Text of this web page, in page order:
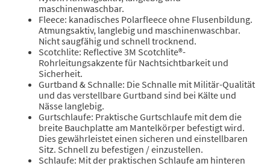
maschinenwaschbar.
Fleece: kanadisches Polarfleece ohne Flusenbildung.
Atmungsaktiv, langlebig und maschinenwaschbar.
Nicht saugfähig und schnell trocknend.
Scotchlite: Reflective 3M Scotchlite®-
Rohrleitungsakzente für Nachtsichtbarkeit und
Sicherheit.
Gurtband & Schnalle: Die Schnalle mit Militär-Qualität
und das verstellbare Gurtband sind bei Kälte und
Nässe langlebig.
Gurtschlaufe: Praktische Gurtschlaufe mit dem die
breite Bauchplatte am Mantelkörper befestigt wird.
Dies gewährleistet einen sicheren und einstellbaren
Sitz. Schnell zu befestigen / einzustellen.
Schlaufe: Mit der praktischen Schlaufe am hinteren